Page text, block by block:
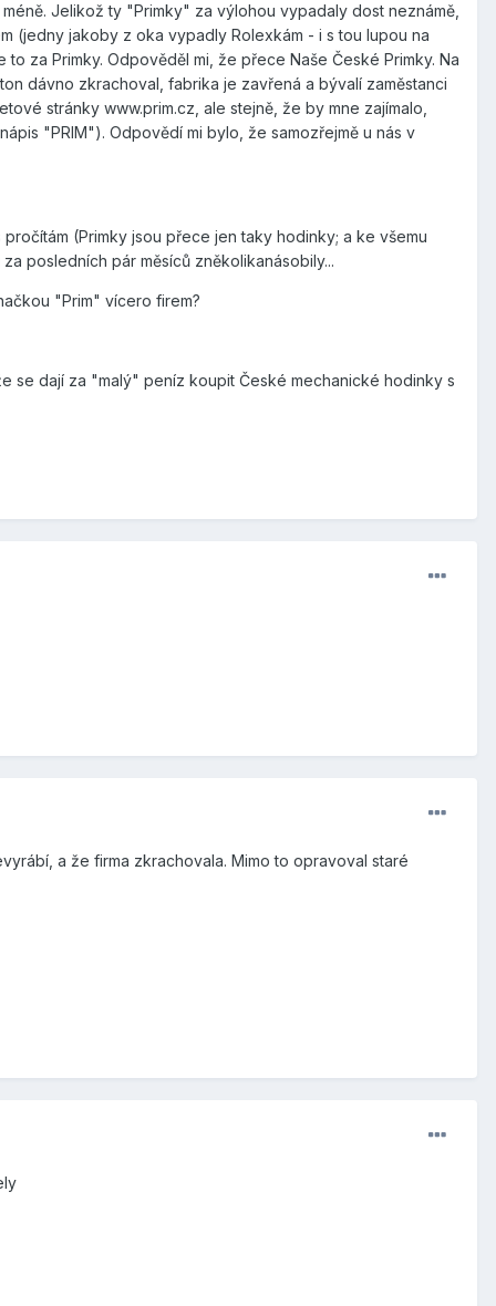
Jelikož ty "Primky" za výlohou vypadaly dost neznámě,
(jedny jakoby z oka vypadly Rolexkám - i s tou lupou na
za Primky. Odpověděl mi, že přece Naše České Primky. Na
dávno zkrachoval, fabrika je zavřená a bývalí zaměstanci
stránky www.prim.cz, ale stejně, že by mne zajímalo,
"PRIM"). Odpovědí mi bylo, že samozřejmě u nás v
(Primky jsou přece jen taky hodinky; a ke všemu
posledních pár měsíců zněkolikanásobily...
"Prim" vícero firem?
se dají za "malý" peníz koupit České mechanické hodinky s
a že firma zkrachovala. Mimo to opravoval staré